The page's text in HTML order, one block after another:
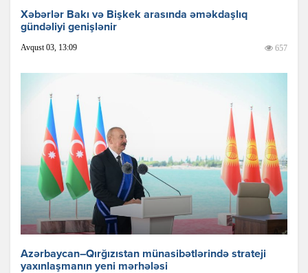
Xəbərlər Bakı və Bişkek arasında əməkdaşlıq
gündəliyi genişlənir
Avqust 03, 13:09 657
Azərbaycan–Qırğızıstan münasibətlərində strateji
yaxınlaşmanın yeni mərhələsi